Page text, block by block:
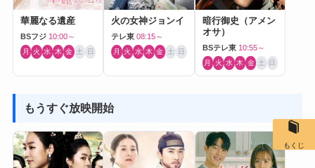
華麗なる遺産
BSフジ 10:00～
月 火 水 木 金 土 日
火の女神ジョンイ
テレ東 08:15～
月 火 水 木 金 土 日
暗行御史（アメン
オサ）
BSテレ東 10:55～
月 火 水 木 金 土 日
もうすぐ放映開始
もくじ